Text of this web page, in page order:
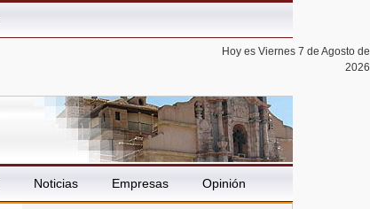
Hoy es Viernes 7 de Agosto de
2026
Noticias Empresas Opinión